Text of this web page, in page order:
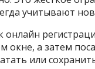
учитывают
онлайн
окне, а затем
или